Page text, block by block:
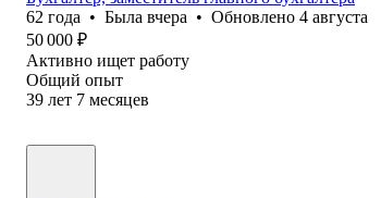
62 года • Была вчера • Обновлено 4 августа
50 000 ₽
Активно ищет работу
Общий опыт
39 лет 7 месяцев